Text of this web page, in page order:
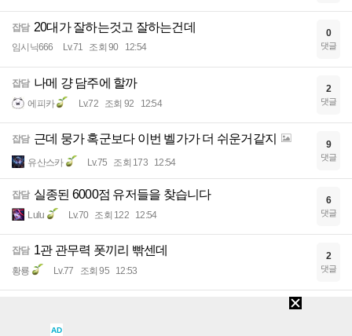
잡담 20대가 잘하는것고 잘하는건데
임시닉666 Lv.71 조회 90 12:54
0
댓글
잡담 나메 걍 담주에 할까
에피카 Lv.72 조회 92 12:54
2
댓글
잡담 근데 뭉가 혹군보다 이번 벨가가 더 쉬운거같지
유산스카 Lv.75 조회 173 12:54
9
댓글
잡담 실종된 6000점 유저들을 찾습니다
Lulu Lv.70 조회 122 12:54
6
댓글
잡담 1관 관무력 폿끼리 빢센데
황룡 Lv.77 조회 95 12:53
2
댓글
AD